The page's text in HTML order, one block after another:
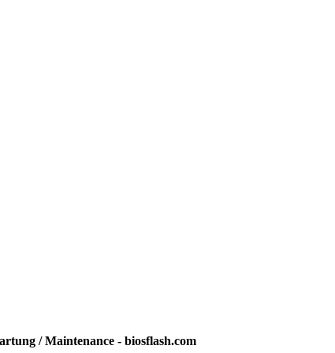
/ Maintenance - biosflash.com